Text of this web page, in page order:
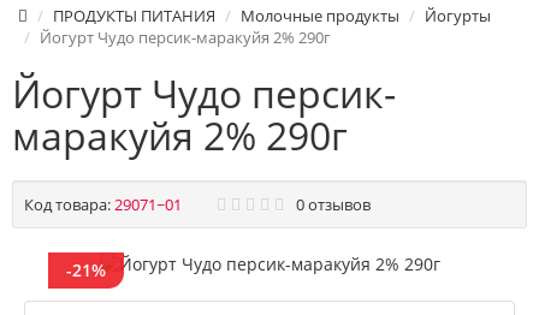
ПРОДУКТЫ ПИТАНИЯ Молочные продукты
Йогурты
Йогурт Чудо персик-маракуйя 2% 290г
Йогурт Чудо персик-
маракуйя 2% 290г
Код товара:29071~01 0 отзывов
-21%